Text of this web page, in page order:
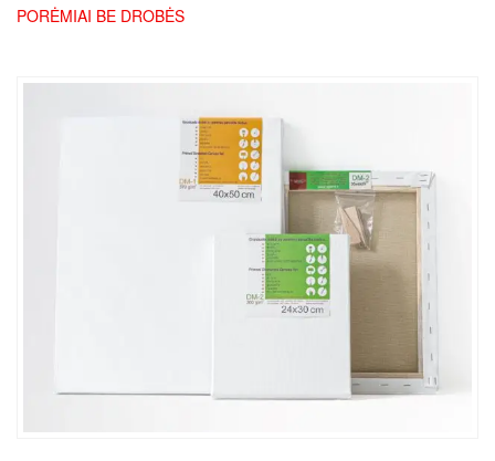
PORĖMIAI BE DROBĖS